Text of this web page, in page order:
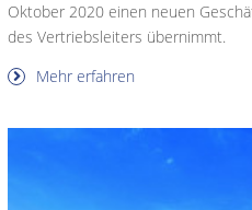
Oktober 2020 einen neuen
des Vertriebsleiters übernimmt.
Mehr erfahren